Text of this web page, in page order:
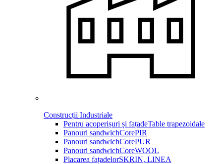
Construcții Industriale
Pentru acoperișuri și fațadeTable trapezoidale
Panouri sandwichCorePIR
Panouri sandwichCorePUR
Panouri sandwichCoreWOOL
Placarea fațadelorSKRIN, LINEA